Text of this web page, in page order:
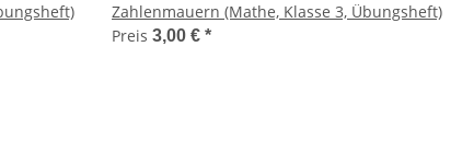
Zahlenmauern (Mathe, Klasse 3, Übungsheft)
Preis 3,00 € *